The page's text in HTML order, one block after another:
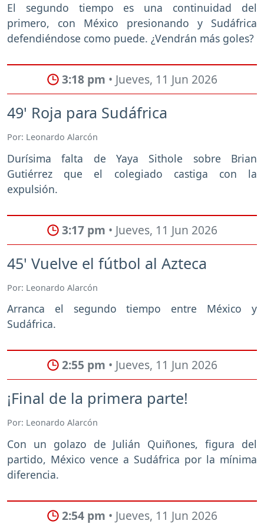
El segundo tiempo es una continuidad del
primero, con México presionando y Sudáfrica
defendiéndose como puede. ¿Vendrán más goles?
3:18 pm • Jueves, 11 Jun 2026
49' Roja para Sudáfrica
Por: Leonardo Alarcón
Durísima falta de Yaya Sithole sobre Brian
Gutiérrez que el colegiado castiga con la
expulsión.
3:17 pm • Jueves, 11 Jun 2026
45' Vuelve el fútbol al Azteca
Por: Leonardo Alarcón
Arranca el segundo tiempo entre México y
Sudáfrica.
2:55 pm • Jueves, 11 Jun 2026
¡Final de la primera parte!
Por: Leonardo Alarcón
Con un golazo de Julián Quiñones, figura del
partido, México vence a Sudáfrica por la mínima
diferencia.
2:54 pm • Jueves, 11 Jun 2026